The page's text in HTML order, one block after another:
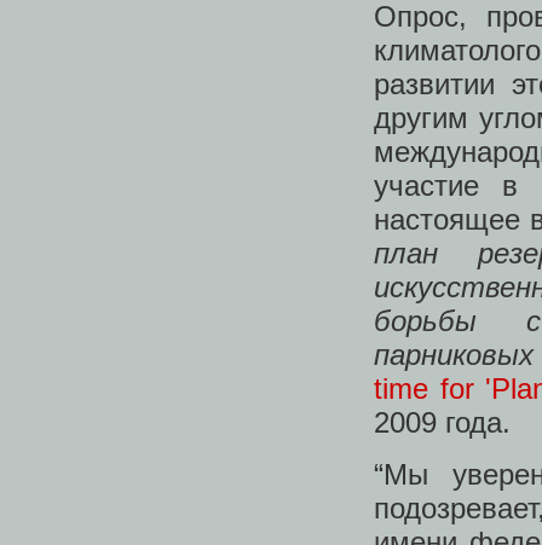
Опрос,
развитии
другим
участие в
настоящее
план
борьбы с
парниковых
time for
2009 года.
“Мы